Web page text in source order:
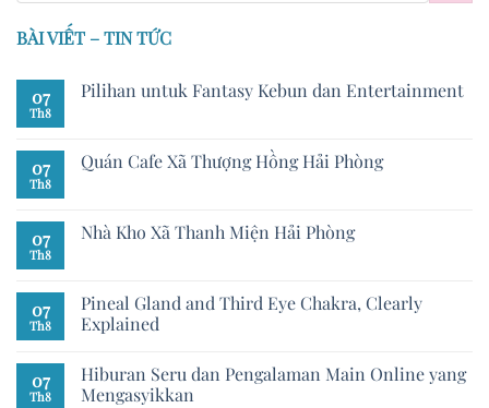
BÀI VIẾT – TIN TỨC
07
Th8
Pilihan untuk Fantasy Kebun dan Entertainment
07
Th8
Quán Cafe Xã Thượng Hồng Hải Phòng
07
Th8
Nhà Kho Xã Thanh Miện Hải Phòng
07
Th8
Pineal Gland and Third Eye Chakra, Clearly
Explained
07
Th8
Hiburan Seru dan Pengalaman Main Online yang
Mengasyikkan